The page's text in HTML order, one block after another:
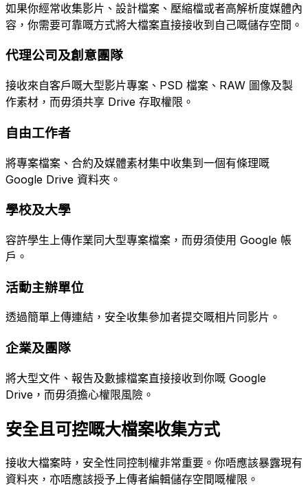
如果你經常收集影片、設計檔案、壓縮檔或者高解析度媒體內
容，你需要可靠嘅方式將大檔案直接接收到自己嘅儲存空間。
代理公司及創意團隊
接收來自客戶嘅大型影片專案、PSD 檔案、RAW 圖像及製
作素材，而毋須共享 Drive 存取權限。
自由工作者
將專案檔案、合約及媒體素材集中收集到一個有條理嘅
Google Drive 資料夾。
學校及大學
容許學生上傳作業同大型專案檔案，而毋須使用 Google 帳
戶。
活動主辦單位
透過簡單上傳連結，安全收集參加者提交嘅相片同影片。
企業及團隊
將大型文件、報告及數據檔案直接接收到你嘅 Google
Drive，而毋須擔心權限風險。
安全且可控嘅大檔案收集方式
接收大檔案時，安全性同控制權非常重要。你唔應該暴露現有
資料夾，亦唔應該授予上傳者編輯儲存空間嘅權限。